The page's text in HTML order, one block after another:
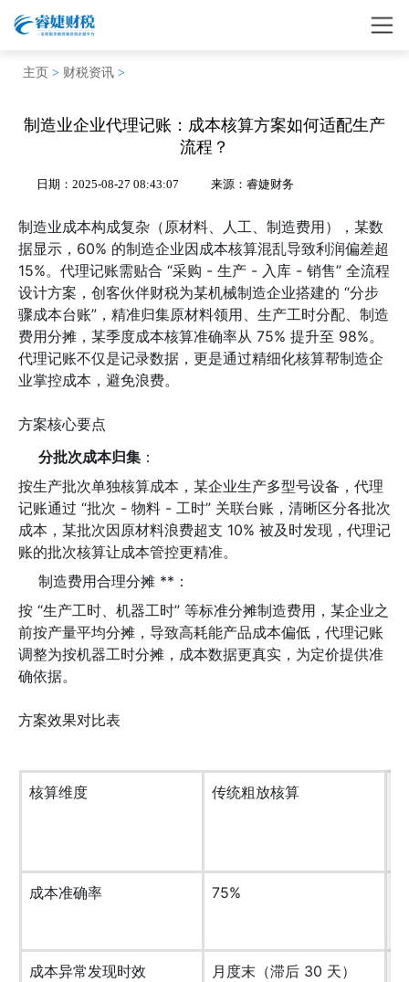
主页 > 财税资讯 >
制造业企业代理记账：成本核算方案如何适配生产
流程？
日期：2025-08-27 08:43:07 来源：睿婕财务
制造业成本构成复杂（原材料、人工、制造费用），某数
据显示，60% 的制造企业因成本核算混乱导致利润偏差超
15%。代理记账需贴合 “采购 - 生产 - 入库 - 销售” 全流程
设计方案，创客伙伴财税为某机械制造企业搭建的 “分步
骤成本台账”，精准归集原材料领用、生产工时分配、制造
费用分摊，某季度成本核算准确率从 75% 提升至 98%。
代理记账不仅是记录数据，更是通过精细化核算帮制造企
业掌控成本，避免浪费。
方案核心要点
分批次成本归集 ：
按生产批次单独核算成本，某企业生产多型号设备，代理
记账通过 “批次 - 物料 - 工时” 关联台账，清晰区分各批次
成本，某批次因原材料浪费超支 10% 被及时发现，代理记
账的批次核算让成本管控更精准。
制造费用合理分摊 **：
按 “生产工时、机器工时” 等标准分摊制造费用，某企业之
前按产量平均分摊，导致高耗能产品成本偏低，代理记账
调整为按机器工时分摊，成本数据更真实，为定价提供准
确依据。
方案效果对比表
核算维度 传统粗放核算
成本准确率 75%
成本异常发现时效 月度末（滞后 30 天）